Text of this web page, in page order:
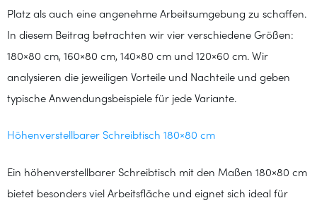
Platz als auch eine angenehme Arbeitsumgebung zu schaffen.
In diesem Beitrag betrachten wir vier verschiedene Größen:
180×80 cm, 160×80 cm, 140×80 cm und 120×60 cm. Wir
analysieren die jeweiligen Vorteile und Nachteile und geben
typische Anwendungsbeispiele für jede Variante.
Höhenverstellbarer Schreibtisch 180×80 cm
Ein höhenverstellbarer Schreibtisch mit den Maßen 180×80 cm
bietet besonders viel Arbeitsfläche und eignet sich ideal für